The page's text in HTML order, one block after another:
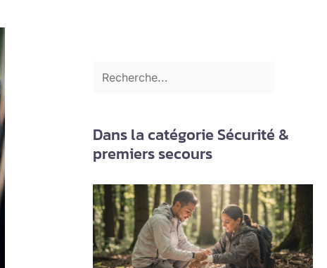
Dans la catégorie Sécurité &
premiers secours